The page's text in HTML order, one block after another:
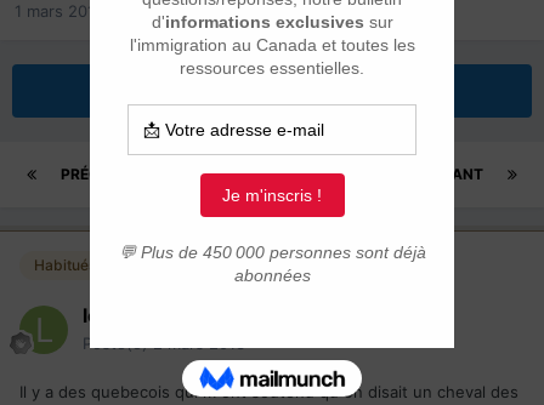
1 mars 2013
dans Québec
PRÉCÉDENT SUIVANT
Page 2 sur 6
Habitués
lebaske64
Posté(e)
Il y a des quebecois qui m ont soutenu qu on disait un cheval des